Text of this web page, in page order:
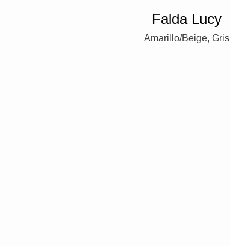
Falda Lucy
Amarillo/Beige, Gris